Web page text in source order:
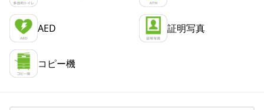
AED 証明写真
コピー機